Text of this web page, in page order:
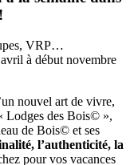
VRP…
à début novembre
nouvel art de vivre,
Lodges des Bois© »,
de Bois© et ses
l’authenticité, la
pour vos vacances